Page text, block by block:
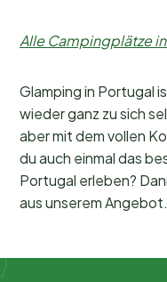
Alle Campingplätze
Glamping in Portugal
wieder ganz zu sich
aber mit dem vollen
du auch einmal das
Portugal erleben?
aus unserem Angebot.